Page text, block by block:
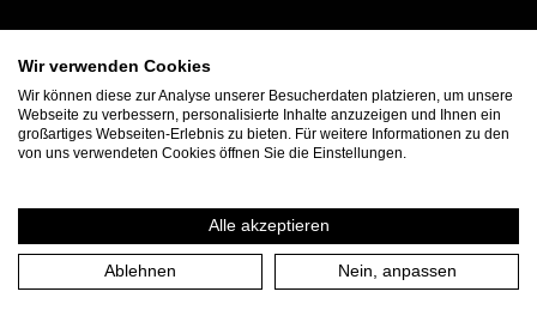
Wir verwenden Cookies
Wir können diese zur Analyse unserer Besucherdaten platzieren, um unsere
Webseite zu verbessern, personalisierte Inhalte anzuzeigen und Ihnen ein
großartiges Webseiten-Erlebnis zu bieten. Für weitere Informationen zu den
von uns verwendeten Cookies öffnen Sie die Einstellungen.
Alle akzeptieren
Ablehnen Nein, anpassen